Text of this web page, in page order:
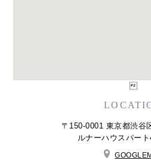
〒150-0001 東京都渋谷
ルナーハウスパー